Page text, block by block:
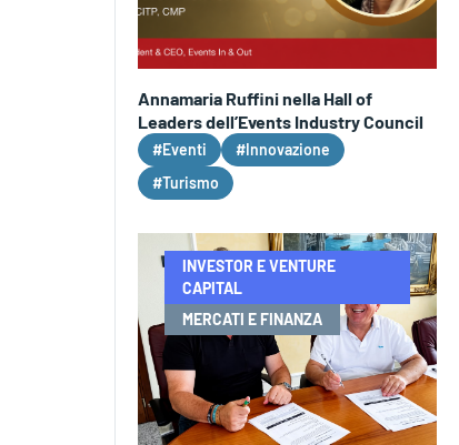
Annamaria Ruffini nella Hall of
Leaders dell’Events Industry Council
#Eventi
#Innovazione
#Turismo
INVESTOR E VENTURE
CAPITAL
MERCATI E FINANZA